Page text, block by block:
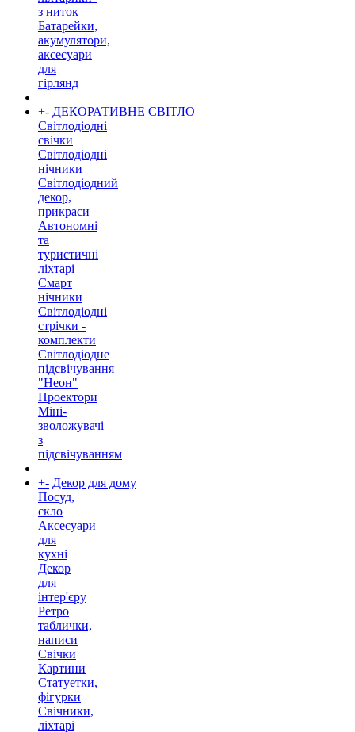
з ниток
Батарейки,
акумулятори,
аксесуари
для
гірлянд
+- ДЕКОРАТИВНЕ СВІТЛО
Світлодіодні
свічки
Світлодіодні
нічники
Світлодіодний
декор,
прикраси
Автономні
та
туристичні
ліхтарі
Смарт
нічники
Світлодіодні
стрічки -
комплекти
Світлодіодне
підсвічування
"Неон"
Проектори
Міні-
зволожувачі
з
підсвічуванням
+- Декор для дому
Посуд,
скло
Аксесуари
для
кухні
Декор
для
інтер'єру
Ретро
таблички,
написи
Свічки
Картини
Статуетки,
фігурки
Свічники,
ліхтарі